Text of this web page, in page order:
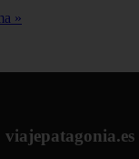
»
viajepatagonia.es